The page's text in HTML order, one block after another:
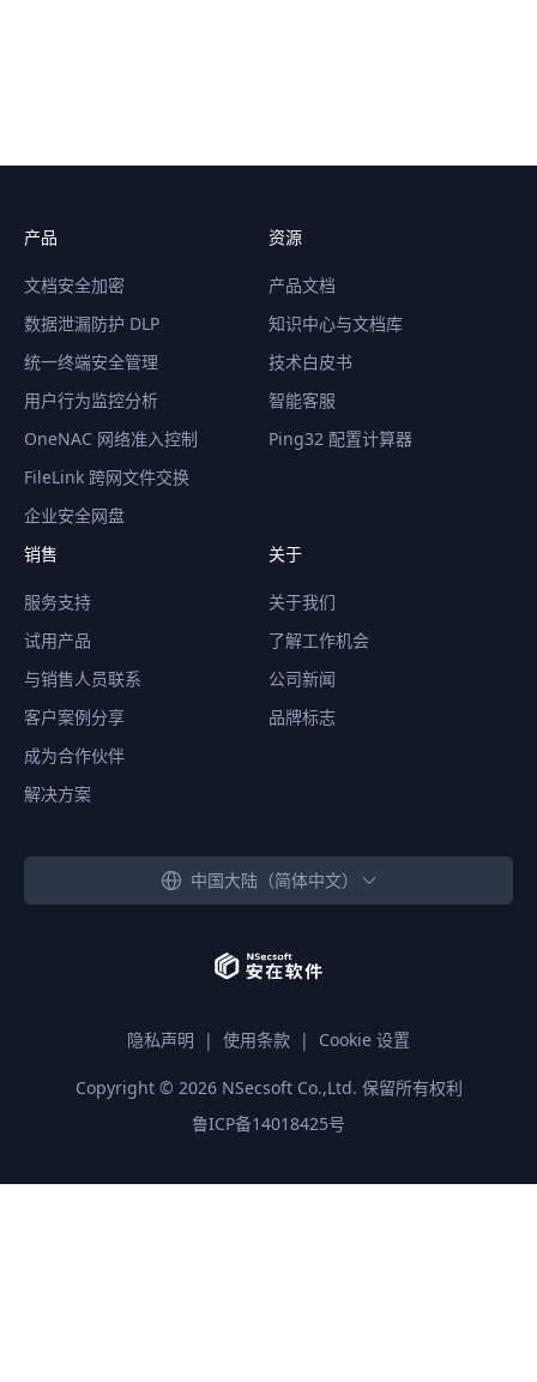
产品
文档安全加密
数据泄漏防护 DLP
统一终端安全管理
用户行为监控分析
OneNAC 网络准入控制
FileLink 跨网文件交换
企业安全网盘
资源
产品文档
知识中心与文档库
技术白皮书
智能客服
Ping32 配置计算器
销售
服务支持
试用产品
与销售人员联系
客户案例分享
成为合作伙伴
解决方案
关于
关于我们
了解工作机会
公司新闻
品牌标志
中国大陆（简体中文）
隐私声明 | 使用条款 | Cookie 设置
Copyright © 2026NSecsoft Co.,Ltd. 保留所有权利
鲁ICP备14018425号